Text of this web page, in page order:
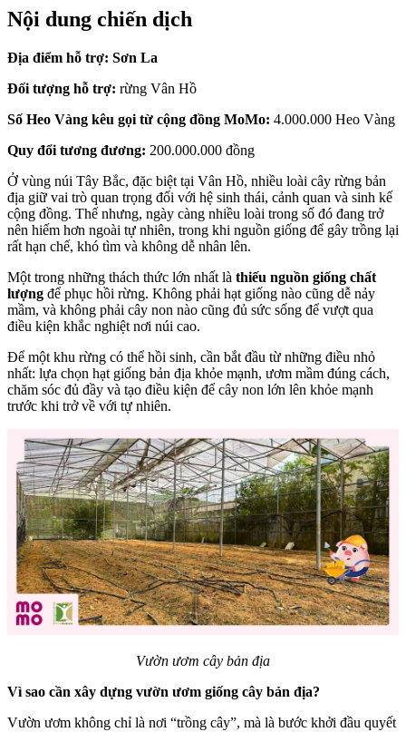
Nội dung chiến dịch
Địa điểm hỗ trợ: Sơn La
Đối tượng hỗ trợ: rừng Vân Hồ
Số Heo Vàng kêu gọi từ cộng đồng MoMo: 4.000.000 Heo Vàng
Quy đổi tương đương: 200.000.000 đồng
Ở vùng núi Tây Bắc, đặc biệt tại Vân Hồ, nhiều loài cây rừng bản
địa giữ vai trò quan trọng đối với hệ sinh thái, cảnh quan và sinh kế
cộng đồng. Thế nhưng, ngày càng nhiều loài trong số đó đang trở
nên hiếm hơn ngoài tự nhiên, trong khi nguồn giống để gây trồng lại
rất hạn chế, khó tìm và không dễ nhân lên.
Một trong những thách thức lớn nhất là thiếu nguồn giống chất
lượng để phục hồi rừng. Không phải hạt giống nào cũng dễ nảy
mầm, và không phải cây non nào cũng đủ sức sống để vượt qua
điều kiện khắc nghiệt nơi núi cao.
Để một khu rừng có thể hồi sinh, cần bắt đầu từ những điều nhỏ
nhất: lựa chọn hạt giống bản địa khỏe mạnh, ươm mầm đúng cách,
chăm sóc đủ đầy và tạo điều kiện để cây non lớn lên khỏe mạnh
trước khi trở về với tự nhiên.
Vườn ươm cây bản địa
Vì sao cần xây dựng vườn ươm giống cây bản địa?
Vườn ươm không chỉ là nơi “trồng cây”, mà là bước khởi đầu quyết